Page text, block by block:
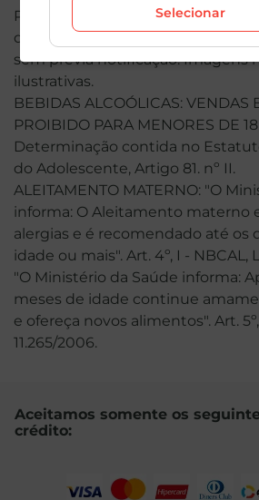
Preços, ofertas e condições
durante o dia de hoje, podendo
sem prévia notificação. Imagens
ilustrativas.
BEBIDAS ALCOÓLICAS: VENDAS
PROIBIDO PARA MENORES DE
Determinação contida no
do Adolescente, Artigo 81. nº II.
ALEITAMENTO MATERNO: "O
informa: O Aleitamento materno
alergias e é recomendado até os
idade ou mais". Art. 4º, I - NBCAL,
"O Ministério da Saúde informa:
meses de idade continue
e ofereça novos alimentos". Art.
11.265/2006.
Aceitamos somente os
crédito:
Selecionar